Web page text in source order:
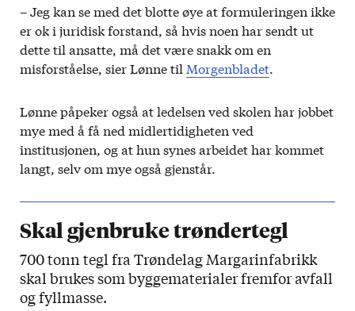
– Jeg kan se med det blotte øye at formuleringen ikke
er ok i juridisk forstand, så hvis noen har sendt ut
dette til ansatte, må det være snakk om en
misforståelse, sier Lønne til Morgenbladet.
Lønne påpeker også at ledelsen ved skolen har jobbet
mye med å få ned midlertidigheten ved
institusjonen, og at hun synes arbeidet har kommet
langt, selv om mye også gjenstår.
Skal gjenbruke trøndertegl
700 tonn tegl fra Trøndelag Margarinfabrikk
skal brukes som byggematerialer fremfor avfall
og fyllmasse.